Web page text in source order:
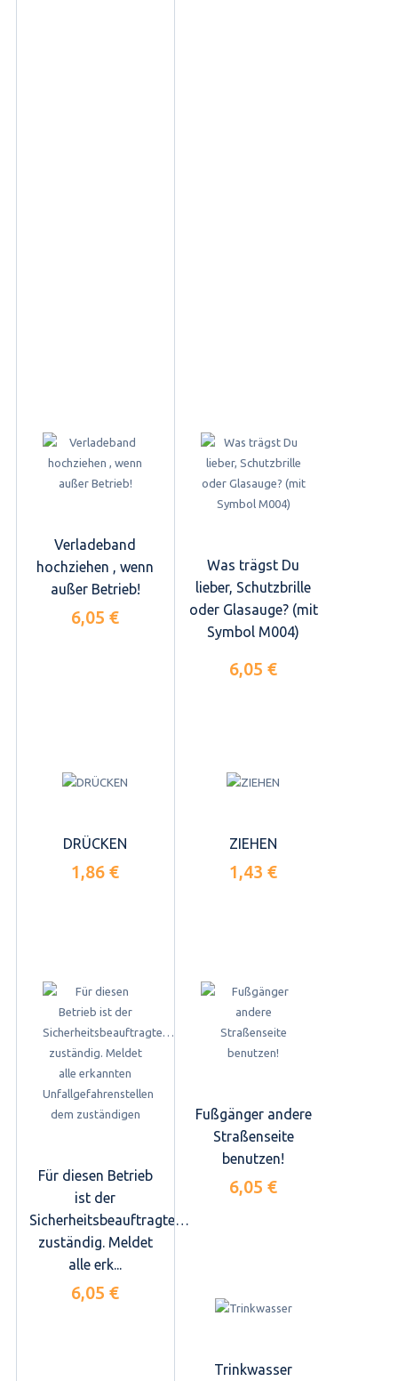
Verladeband
hochziehen , wenn
außer Betrieb!
6,05 €
Was trägst Du
lieber, Schutzbrille
oder Glasauge? (mit
Symbol M004)
6,05 €
DRÜCKEN
1,86 €
ZIEHEN
1,43 €
Für diesen Betrieb
ist der
Sicherheitsbeauftragte…
zuständig. Meldet
alle erk...
6,05 €
Fußgänger andere
Straßenseite
benutzen!
6,05 €
Trinkwasser